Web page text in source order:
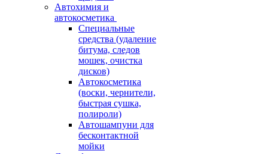
Автохимия и
автокосметика
Специальные
средства (удаление
битума, следов
мошек, очистка
дисков)
Автокосметика
(воски, чернители,
быстрая сушка,
полироли)
Автошампуни для
бесконтактной
мойки